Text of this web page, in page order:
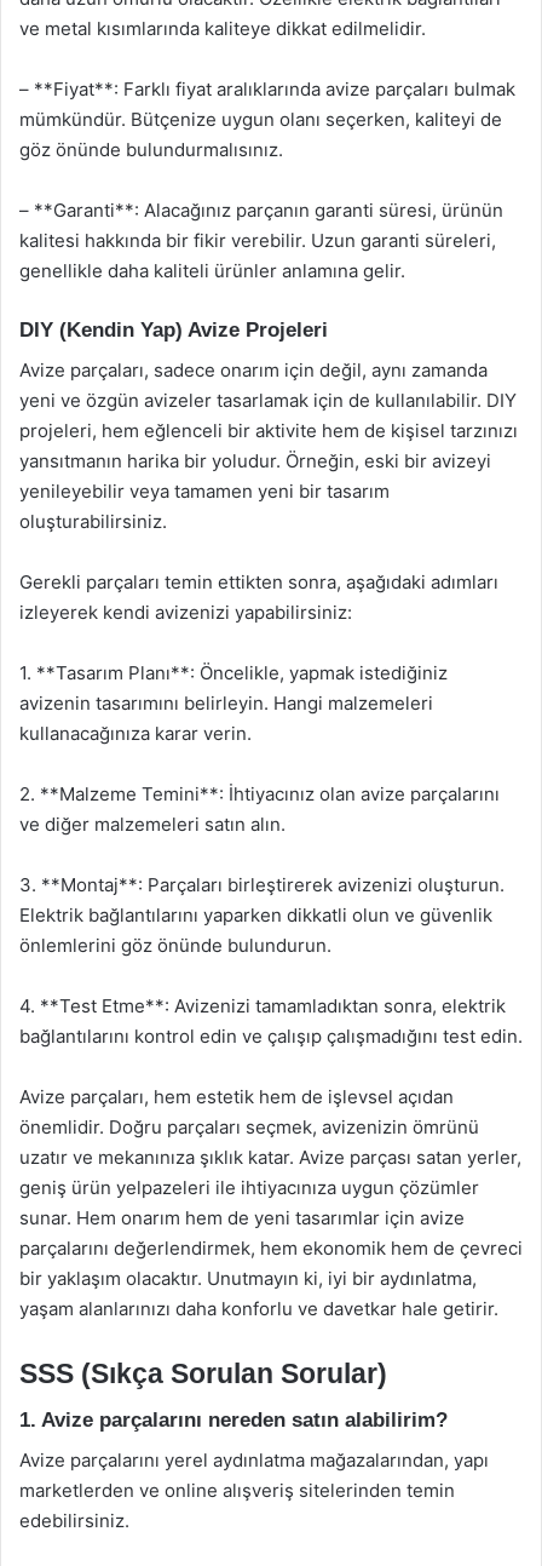
ve metal kısımlarında kaliteye dikkat edilmelidir.
– **Fiyat**: Farklı fiyat aralıklarında avize parçaları bulmak
mümkündür. Bütçenize uygun olanı seçerken, kaliteyi de
göz önünde bulundurmalısınız.
– **Garanti**: Alacağınız parçanın garanti süresi, ürünün
kalitesi hakkında bir fikir verebilir. Uzun garanti süreleri,
genellikle daha kaliteli ürünler anlamına gelir.
DIY (Kendin Yap) Avize Projeleri
Avize parçaları, sadece onarım için değil, aynı zamanda
yeni ve özgün avizeler tasarlamak için de kullanılabilir. DIY
projeleri, hem eğlenceli bir aktivite hem de kişisel tarzınızı
yansıtmanın harika bir yoludur. Örneğin, eski bir avizeyi
yenileyebilir veya tamamen yeni bir tasarım
oluşturabilirsiniz.
Gerekli parçaları temin ettikten sonra, aşağıdaki adımları
izleyerek kendi avizenizi yapabilirsiniz:
1. **Tasarım Planı**: Öncelikle, yapmak istediğiniz
avizenin tasarımını belirleyin. Hangi malzemeleri
kullanacağınıza karar verin.
2. **Malzeme Temini**: İhtiyacınız olan avize parçalarını
ve diğer malzemeleri satın alın.
3. **Montaj**: Parçaları birleştirerek avizenizi oluşturun.
Elektrik bağlantılarını yaparken dikkatli olun ve güvenlik
önlemlerini göz önünde bulundurun.
4. **Test Etme**: Avizenizi tamamladıktan sonra, elektrik
bağlantılarını kontrol edin ve çalışıp çalışmadığını test edin.
Avize parçaları, hem estetik hem de işlevsel açıdan
önemlidir. Doğru parçaları seçmek, avizenizin ömrünü
uzatır ve mekanınıza şıklık katar. Avize parçası satan yerler,
geniş ürün yelpazeleri ile ihtiyacınıza uygun çözümler
sunar. Hem onarım hem de yeni tasarımlar için avize
parçalarını değerlendirmek, hem ekonomik hem de çevreci
bir yaklaşım olacaktır. Unutmayın ki, iyi bir aydınlatma,
yaşam alanlarınızı daha konforlu ve davetkar hale getirir.
SSS (Sıkça Sorulan Sorular)
1. Avize parçalarını nereden satın alabilirim?
Avize parçalarını yerel aydınlatma mağazalarından, yapı
marketlerden ve online alışveriş sitelerinden temin
edebilirsiniz.